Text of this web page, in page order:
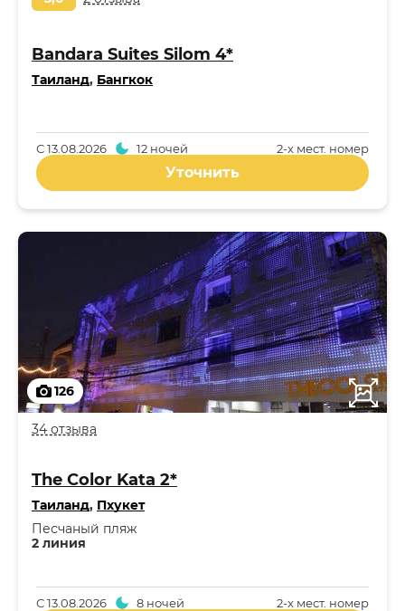
Bandara Suites Silom 4*
Таиланд, Бангкок
2-x мест. номер
С13.08.2026 12 ночей
Уточнить
126
34 отзыва
The Color Kata 2*
Таиланд, Пхукет
2 линия
Песчаный пляж
2-x мест. номер
С13.08.2026 8 ночей